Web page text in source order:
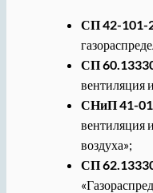
СП 42-101-
СП
вентиляция
СНиП 41-
вентиляция
воздуха»;
СП